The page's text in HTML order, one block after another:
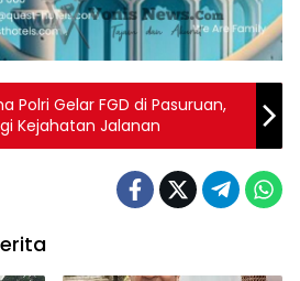
Polri Gelar FGD di Pasuruan,
Kejahatan Jalanan